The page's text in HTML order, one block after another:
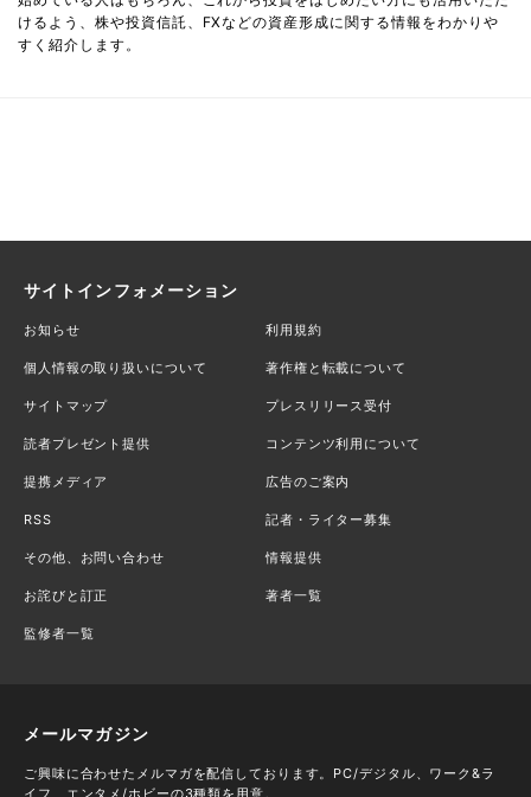
けるよう、株や投資信託、FXなどの資産形成に関する情報をわかりや
すく紹介します。
サイトインフォメーション
お知らせ 利用規約
個人情報の取り扱いについて 著作権と転載について
サイトマップ プレスリリース受付
読者プレゼント提供 コンテンツ利用について
提携メディア 広告のご案内
RSS 記者・ライター募集
その他、お問い合わせ 情報提供
お詫びと訂正 著者一覧
監修者一覧
メールマガジン
ご興味に合わせたメルマガを配信しております。PC/デジタル、ワーク&ラ
イフ、エンタメ/ホビーの3種類を用意。